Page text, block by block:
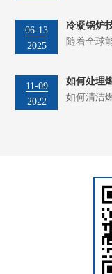
06-13
2025
冷凝锅炉
随着全球
11-09
2022
如何处理
如何清洁